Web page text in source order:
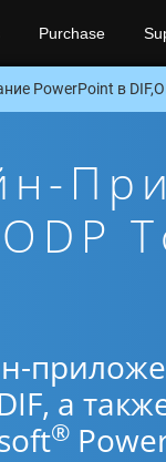
Purchase
PowerPoint в
а
®